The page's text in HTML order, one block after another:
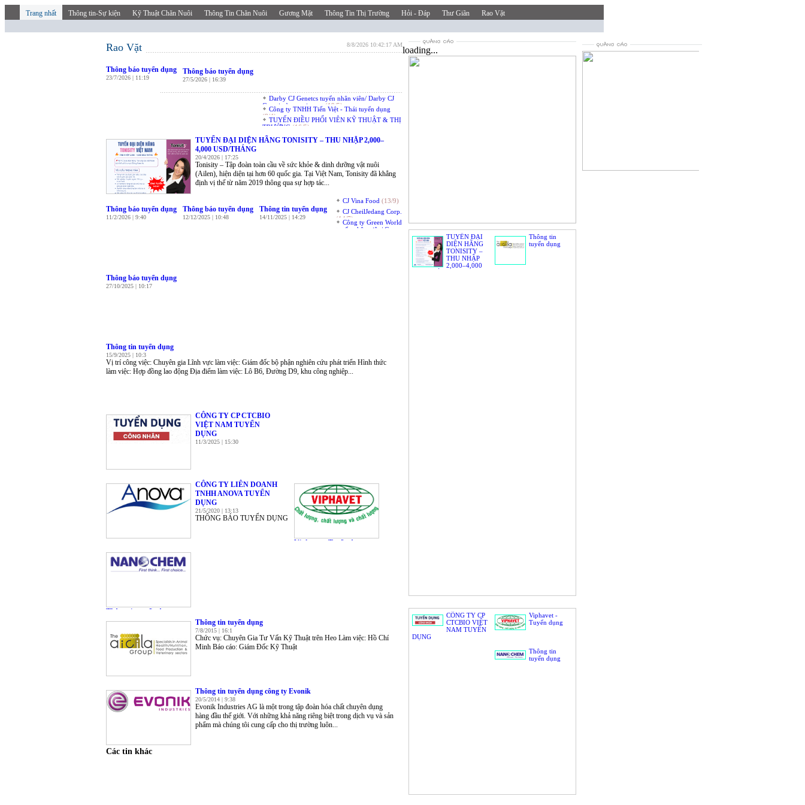
Trang nhất Thông tin-Sự kiện Kỹ Thuật Chăn Nuôi Thông Tin Chăn Nuôi Gương Mặt Thông Tin Thị Trường Hỏi - Đáp Thư Giãn Rao Vặt
Rao Vặt 8/8/2026 10:42:17 AM
Thông báo tuyển dụng
23/7/2026 | 11:19
Thông báo tuyển dụng
27/5/2026 | 16:39
TUYỂN ĐẠI DIỆN HÃNG TONISITY – THU NHẬP 2,000–
4,000 USD/THÁNG
20/4/2026 | 17:25
Tonisity – Tập đoàn toàn cầu về sức khỏe & dinh dưỡng vật nuôi
(Ailen), hiện diện tại hơn 60 quốc gia. Tại Việt Nam, Tonisity đã khẳng
định vị thế từ năm 2019 thông qua sự hợp tác...
Thông báo tuyển dụng
11/2/2026 | 9:40
Thông báo tuyển dụng
12/12/2025 | 10:48
Thông tin tuyển dụng
14/11/2025 | 14:29
Thông báo tuyển dụng
27/10/2025 | 10:17
Thông tin tuyển dụng
15/9/2025 | 10:3
Vị trí công việc: Chuyên gia Lĩnh vực làm việc: Giám đốc bộ phận nghiên cứu phát triển Hình thức
làm việc: Hợp đồng lao động Địa điểm làm việc: Lô B6, Đường D9, khu công nghiệp...
CÔNG TY CP CTCBIO
VIỆT NAM TUYỂN
DỤNG
11/3/2025 | 15:30
CÔNG TY LIÊN DOANH
TNHH ANOVA TUYỂN
DỤNG
21/5/2020 | 13:13
THÔNG BÁO TUYỂN DỤNG
Viphavet - Tuyển dụng
Thông tin tuyển dụng
Thông tin tuyển dụng
7/8/2015 | 16:1
Chức vụ: Chuyên Gia Tư Vấn Kỹ Thuật trên Heo Làm việc: Hồ Chí
Minh Báo cáo: Giám Đốc Kỹ Thuật
Thông tin tuyển dụng công ty Evonik
20/5/2014 | 9:38
Evonik Industries AG là một trong tập đoàn hóa chất chuyên dụng
hàng đầu thế giới. Với những khả năng riêng biệt trong dịch vụ và sản
phẩm mà chúng tôi cung cấp cho thị trường luôn...
Các tin khác
Darby CJ Genetcs tuyển nhân viên/ Darby CJ
Genetics’s recruitment (19/5)
Công ty TNHH Tiến Việt - Thái tuyển dụng
(8/4)TUYỂN ĐIỀU PHỐI VIÊN KỸ THUẬT & THỊ
TRƯỜNG (16/5)
CJ Vina Food (13/9)
CJ CheilJedang Corp.
(14/7)
Công ty Green World
tuyển nhân viên/ Green
loading...
Thông tin
tuyển dụng
TUYỂN ĐẠI
DIỆN HÃNG
TONISITY –
THU NHẬP
2,000–4,000
Viphavet -
Tuyển dụng
CÔNG TY CP
CTCBIO VIỆT
NAM TUYỂN
DỤNG
Thông tin
tuyển dụng